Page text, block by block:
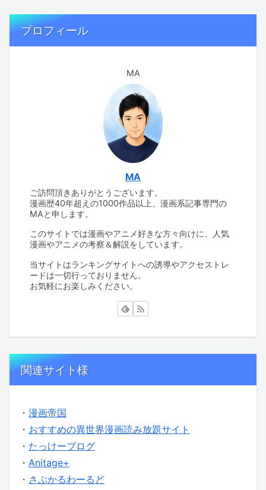
プロフィール
MA
MA
ご訪問頂きありがとうございます。
漫画歴40年超えの1000作品以上、漫画系記事専門の
MAと申します。
このサイトでは漫画やアニメ好きな方々向けに、人気
漫画やアニメの考察＆解説をしています。
当サイトはランキングサイトへの誘導やアクセストレ
ードは一切行っておりません。
お気軽にお楽しみください。
関連サイト様
・ 漫画帝国
・ おすすめの異世界漫画読み放題サイト
・ たっけーブログ
・ Anitage+
・ さぶかるわーるど